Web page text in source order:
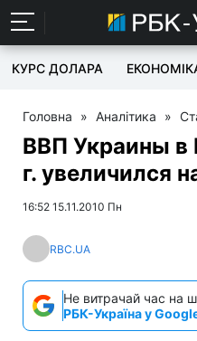
КУРС ДОЛАРА
Головна » Аналітика »
ВВП Украины в
г. увеличился
16:52 15.11.2010 Пн
RBC.UA
Не витрачай час на
РБК-Україна у